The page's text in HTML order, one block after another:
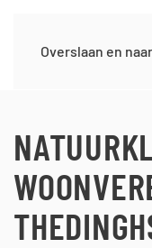
Overslaan en